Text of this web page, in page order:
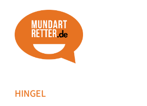
HINGEL